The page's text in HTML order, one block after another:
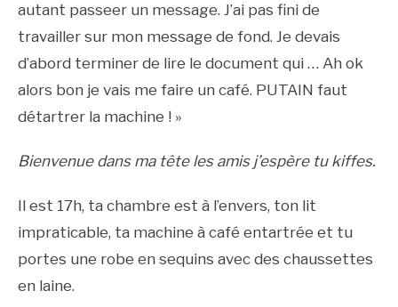
autant passeer un message. J’ai pas fini de
travailler sur mon message de fond. Je devais
d’abord terminer de lire le document qui … Ah ok
alors bon je vais me faire un café. PUTAIN faut
détartrer la machine ! »
Bienvenue dans ma tête les amis j’espère tu kiffes.
Il est 17h, ta chambre est à l’envers, ton lit
impraticable, ta machine à café entartrée et tu
portes une robe en sequins avec des chaussettes
en laine.